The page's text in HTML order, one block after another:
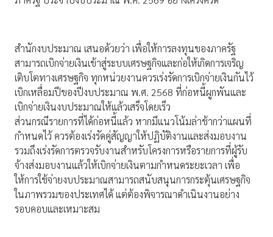
สำนักงบประมาณ เสนอด้วยว่า เพื่อให้การลงทุนของภาครัฐ
สามารถเบิกจ่ายเงินเข้าสู่ระบบเศรษฐกิจและก่อให้เกิดการเจริญ
เติบโตทางเศรษฐกิจ ทุกหน่วยงานควรเร่งรัดการเบิกจ่ายเงินกันไว้
เบิกเหลื่อมปีของปีงบประมาณ พ.ศ. 2568 ที่ก่อหนี้ผูกพันและ
เบิกจ่ายเงินงบประมาณให้แล้วเสร็จโดยเร็ว
ส่วนกรณีรายการที่ได้ก่อหนี้แล้ว หากมีแนวโน้มล่าช้ากว่าแผนที่
กำหนดไว้ ควรต้องเร่งรัดคู่สัญญาให้ปฏิบัติงานและส่งมอบงาน
รวมถึงเร่งรัดการตรวจรับงานสำหรับโครงการหรือรายการที่ผู้รับ
จ้างส่งมอบงานแล้วให้เบิกจ่ายเงินตามกำหนดระยะเวลา เพื่อ
ให้การใช้จ่ายงบประมาณสามารถสนับสนุนการกระตุ้นเศรษฐกิจ
ในภาพรวมของประเทศได้ แต่ต้องพิจารณาดำเนินงานอย่าง
รอบคอบและเหมาะสม